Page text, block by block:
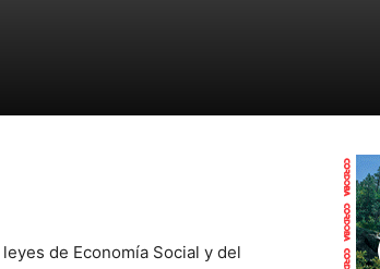
de Economía Social y del